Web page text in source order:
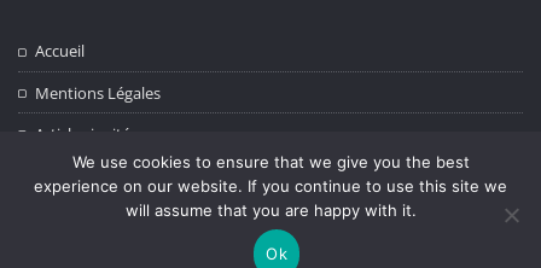
Accueil
Mentions Légales
Articles invités
Contact
We use cookies to ensure that we give you the best
experience on our website. If you continue to use this site we
will assume that you are happy with it.
Ok